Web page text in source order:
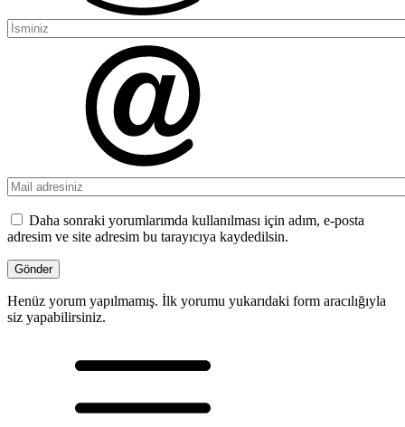
Daha sonraki yorumlarımda kullanılması için adım, e-posta
adresim ve site adresim bu tarayıcıya kaydedilsin.
Henüz yorum yapılmamış. İlk yorumu yukarıdaki form aracılığıyla
siz yapabilirsiniz.